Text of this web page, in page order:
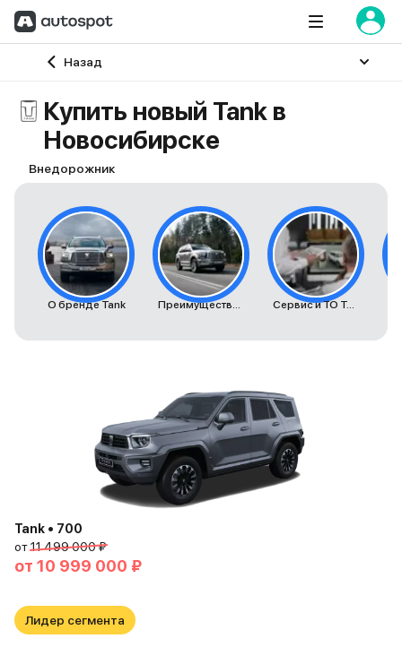
Назад
Главная
Купить новый Tank в
Новосибирске
Внедорожник
О бренде Tank Преимущества автомобилей Tank Сервис и ТО Tank
Tank • 700
от11 499 000 ₽
от 10 999 000 ₽
Лидер сегмента